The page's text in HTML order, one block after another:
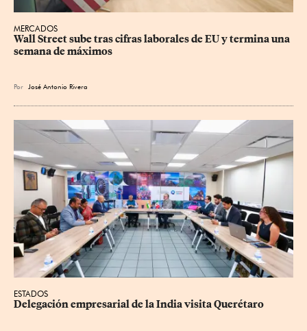
MERCADOS
Wall Street sube tras cifras laborales de EU y termina una
semana de máximos
Por José Antonio Rivera
ESTADOS
Delegación empresarial de la India visita Querétaro